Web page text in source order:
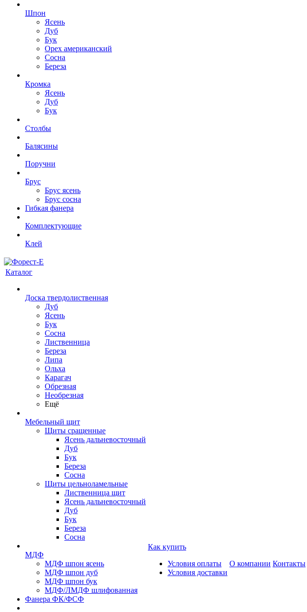
Шпон
Ясень
Дуб
Бук
Орех американский
Сосна
Береза
Кромка
Ясень
Дуб
Бук
Столбы
Балясины
Поручни
Брус
Брус ясень
Брус сосна
Гибкая фанера
Комплектующие
Клей
Каталог
Доска твердолиственная
Дуб
Ясень
Бук
Сосна
Лиственница
Береза
Липа
Ольха
Карагач
Обрезная
Необрезная
Ещё
Мебельный щит
Щиты сращенные
Ясень дальневосточный
Дуб
Бук
Береза
Сосна
Щиты цельноламельные
Лиственница щит
Ясень дальневосточный
Дуб
Бук
Береза
Сосна
МДФ
МДФ шпон ясень
МДФ шпон дуб
МДФ шпон бук
МДФ/ЛМДФ шлифованная
Фанера ФК/ФСФ
Как купить
Условия оплаты
Условия доставки
О компании Контакты